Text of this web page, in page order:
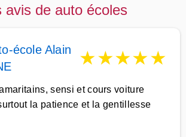
avis de auto écoles
école Alain
★★★★★
sensi et cours voiture
la patience et la gentillesse